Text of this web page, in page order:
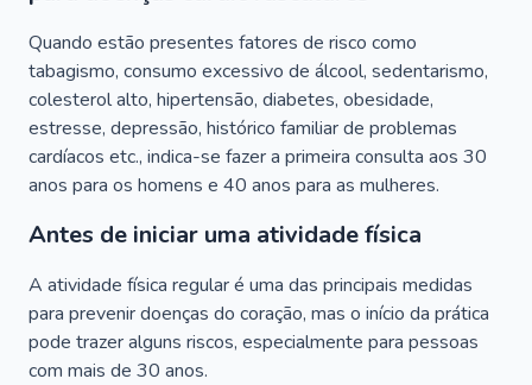
Quando estão presentes fatores de risco como
tabagismo, consumo excessivo de álcool, sedentarismo,
colesterol alto, hipertensão, diabetes, obesidade,
estresse, depressão, histórico familiar de problemas
cardíacos etc., indica-se fazer a primeira consulta aos 30
anos para os homens e 40 anos para as mulheres.
Antes de iniciar uma atividade física
A atividade física regular é uma das principais medidas
para prevenir doenças do coração, mas o início da prática
pode trazer alguns riscos, especialmente para pessoas
com mais de 30 anos.